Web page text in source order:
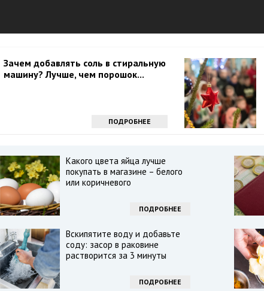
Зачем добавлять соль в стиральную
машину? Лучше, чем порошок...
ПОДРОБНЕЕ
Какого цвета яйца лучше
покупать в магазине – белого
или коричневого
ПОДРОБНЕЕ
Вскипятите воду и добавьте
соду: засор в раковине
растворится за 3 минуты
ПОДРОБНЕЕ